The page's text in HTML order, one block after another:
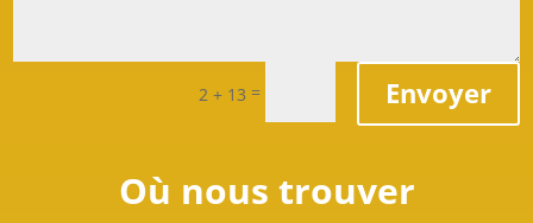
2 + 13 = Envoyer
Où nous trouver